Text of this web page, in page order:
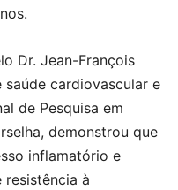
Dr. Jean-François
cardiovascular e
de Pesquisa em
demonstrou que
inflamatório e
à